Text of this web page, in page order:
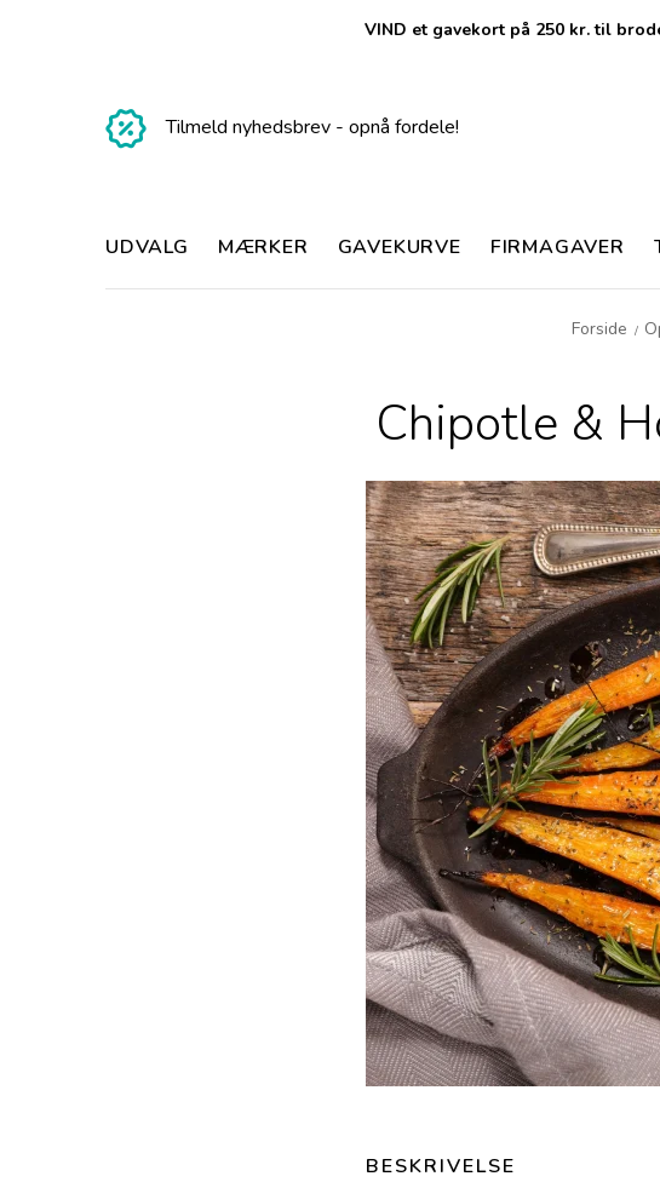
VIND et gavekort på 250 kr. til
Tilmeld nyhedsbrev - opnå fordele!
UDVALG MÆRKER GAVEKURVE FIRMAGAVER
Forside /
Chipotle &
BESKRIVELSE